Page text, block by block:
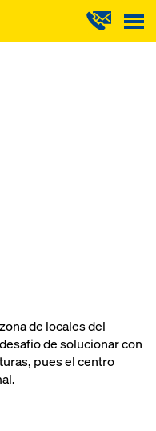
de locales del
de solucionar con
pues el centro